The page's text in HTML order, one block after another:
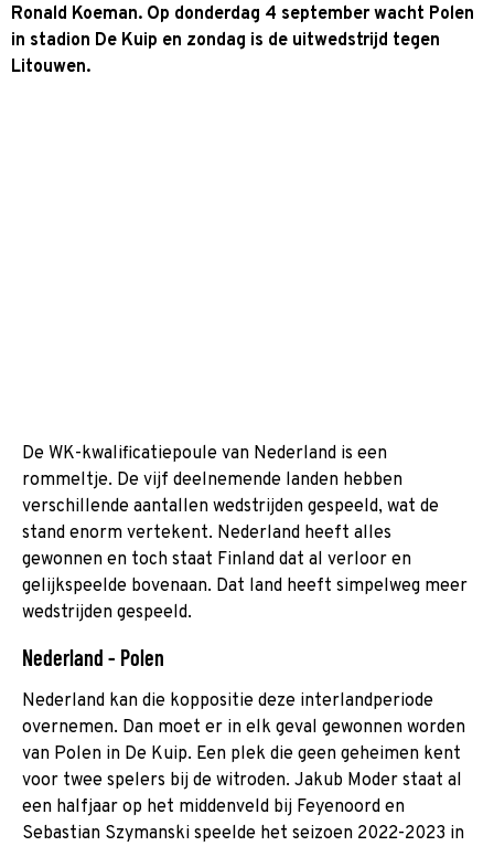
Ronald Koeman. Op donderdag 4 september wacht Polen
in stadion De Kuip en zondag is de uitwedstrijd tegen
Litouwen.
De WK-kwalificatiepoule van Nederland is een
rommeltje. De vijf deelnemende landen hebben
verschillende aantallen wedstrijden gespeeld, wat de
stand enorm vertekent. Nederland heeft alles
gewonnen en toch staat Finland dat al verloor en
gelijkspeelde bovenaan. Dat land heeft simpelweg meer
wedstrijden gespeeld.
Nederland - Polen
Nederland kan die koppositie deze interlandperiode
overnemen. Dan moet er in elk geval gewonnen worden
van Polen in De Kuip. Een plek die geen geheimen kent
voor twee spelers bij de witroden. Jakub Moder staat al
een halfjaar op het middenveld bij Feyenoord en
Sebastian Szymanski speelde het seizoen 2022-2023 in